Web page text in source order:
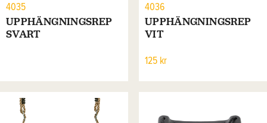
4035
UPPHÄNGNINGSREP
SVART
4036
UPPHÄNGNINGSREP
VIT
125 kr